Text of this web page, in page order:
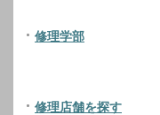
修理学部
修理店舗を探す